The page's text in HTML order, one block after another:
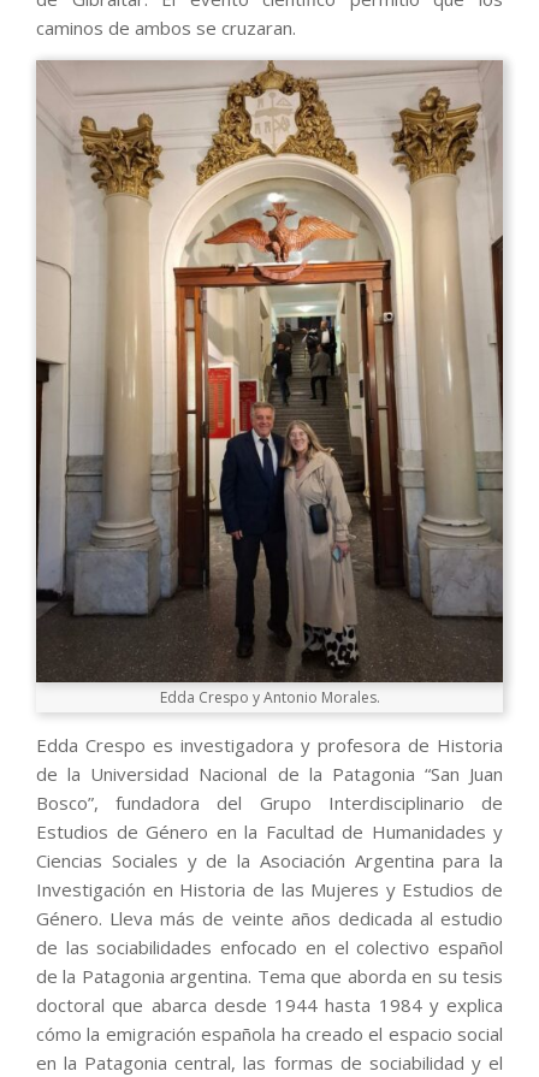
caminos de ambos se cruzaran.
Edda Crespo y Antonio Morales.
Edda Crespo es investigadora y profesora de Historia
de la Universidad Nacional de la Patagonia “San Juan
Bosco”, fundadora del Grupo Interdisciplinario de
Estudios de Género en la Facultad de Humanidades y
Ciencias Sociales y de la Asociación Argentina para la
Investigación en Historia de las Mujeres y Estudios de
Género. Lleva más de veinte años dedicada al estudio
de las sociabilidades enfocado en el colectivo español
de la Patagonia argentina. Tema que aborda en su tesis
doctoral que abarca desde 1944 hasta 1984 y explica
cómo la emigración española ha creado el espacio social
en la Patagonia central, las formas de sociabilidad y el